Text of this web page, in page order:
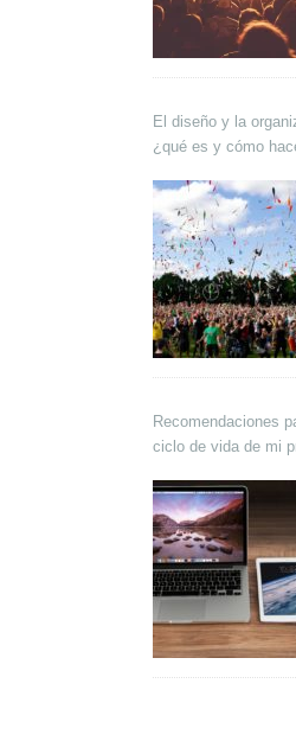
El diseño y la
¿qué es y cómo
Recomendaciones
ciclo de vida de mi